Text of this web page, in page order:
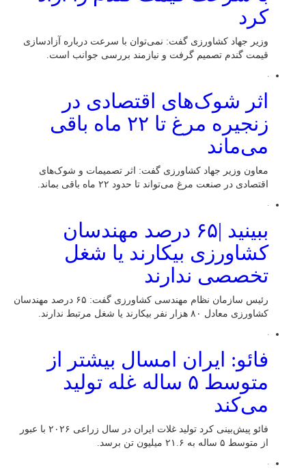
کرد
وزیر جهاد کشاورزی گفت: نمی‌توان با سرعت درباره آزادسازی
قیمت گندم تصمیم گرفت و نیازمند بررسی جوانب است.
اثر شوک‌های اقتصادی در
زنجیره مرغ تا ۲۲ ماه باقی
می‌ماند
معاون وزیر جهاد کشاورزی گفت: اثر تصمیمات و شوک‌های
اقتصادی در صنعت مرغ می‌تواند تا حدود ۲۲ ماه باقی بماند.
ببینید |۶۵ درصد مهندسان
کشاورزی بیکارند یا شغل
تخصصی ندارند
رئیس سازمان نظام مهندسی کشاورزی گفت: ۶۵ درصد مهندسان
کشاورزی معادل ۸۰ هزار نفر بیکارند یا شغل مرتبط ندارند.
فائو: ایران امسال بیشتر از
متوسط ۵ ساله غله تولید
می‌کند
فائو پیش‌بینی کرد تولید غلات ایران در سال زراعی ۲۰۲۶ با عبور
از متوسط ۵ ساله به ۲۱.۶ میلیون تن برسد.